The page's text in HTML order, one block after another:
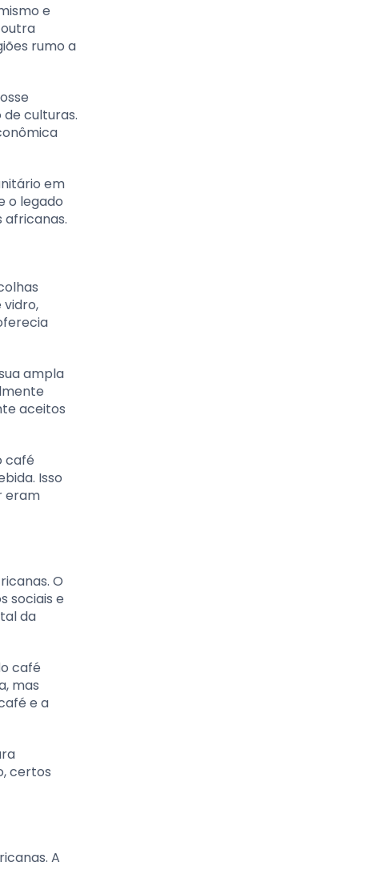
e
rumo a
culturas.
em
o legado
africanas.
vidro,
ampla
aceitos
café
Isso
eram
O
sociais e
da
café
mas
e a
certos
A